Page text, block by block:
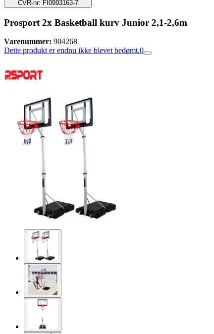
CVR-nr: FI0993163-7
Prosport 2x Basketball kurv Junior 2,1-2,6m
Varenummer: 904268
Dette produkt er endnu ikke blevet bedømt.0